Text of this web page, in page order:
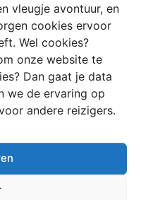
vleugje avontuur, en
cookies ervoor
Wel cookies?
onze website te
Dan gaat je data
we de ervaring op
andere reizigers.
hoe begrijpelijk is het
wij onze
en op deze
kledingindustrie op te
verbannen worden
tweedehandskleding
Resultaat: Meer
dit gat zal proberen te
dat de Oost-
gaat worden. Maar